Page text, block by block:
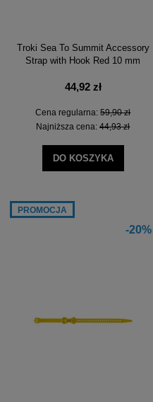
Troki Sea To Summit Accessory
Strap with Hook Red 10 mm
44,92 zł
Cena regularna:59,90 zł
Najniższa cena:44,93 zł
DO KOSZYKA
-20%
PROMOCJA